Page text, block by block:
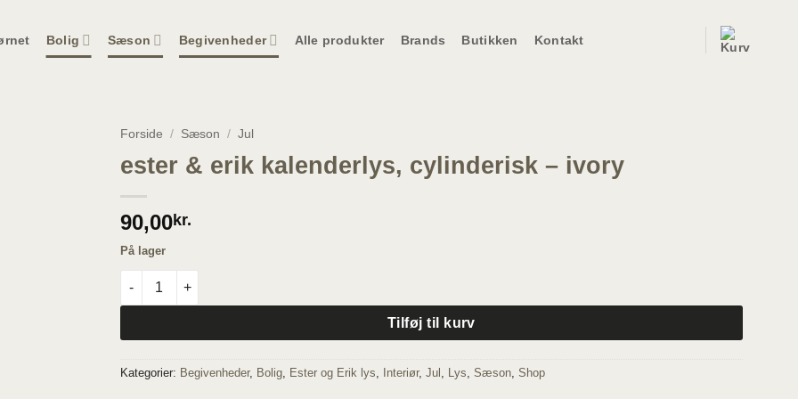
Bolig Sæson Begivenheder Alle produkter Brands Butikken Kontakt
Forside / Sæson / Jul
ester & erik kalenderlys, cylinderisk – ivory
90,00kr.
På lager
ester & erik kalenderlys, cylinderisk - ivory antal
Tilføj til kurv
Kategorier: Begivenheder, Bolig, Ester og Erik lys Interiør, Jul Lys Sæson, Shop